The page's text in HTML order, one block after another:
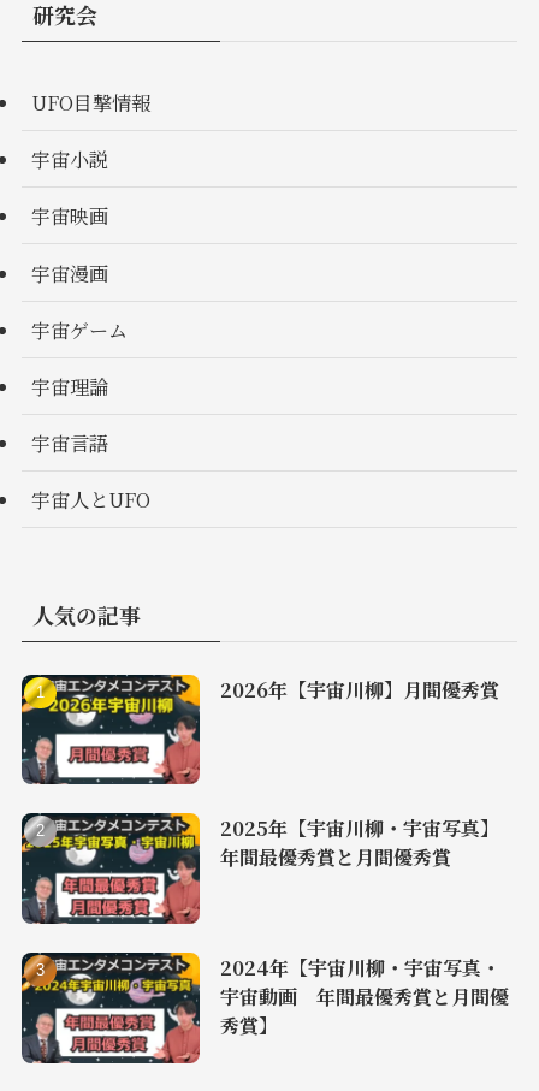
研究会
UFO目撃情報
宇宙小説
宇宙映画
宇宙漫画
宇宙ゲーム
宇宙理論
宇宙言語
宇宙人とUFO
人気の記事
2026年【宇宙川柳】月間優秀賞
2025年【宇宙川柳・宇宙写真】
年間最優秀賞と月間優秀賞
2024年【宇宙川柳・宇宙写真・
宇宙動画 年間最優秀賞と月間優
秀賞】